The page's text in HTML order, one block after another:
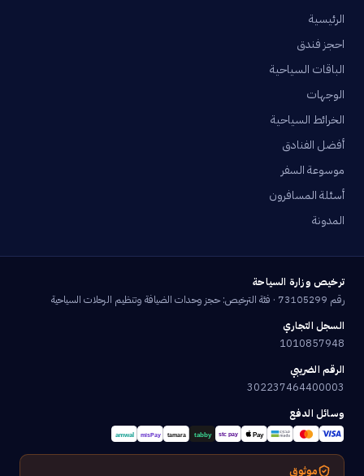
الرئيسية
احجز فندق
الباقات السياحية
الوجهات
الخرائط السياحية
أفضل الفنادق
موسوعة السفر
أسئلة المسافرون
المدونة
ترخيص وزارة السياحة
رقم 73105299 · فئة الترخيص: حجز وحدات الضيافة وتنظيم الرحلات السياحية
السجل التجاري
1010857948
الرقم الضريبي
302237464400003
وسائل الدفع
موثوق